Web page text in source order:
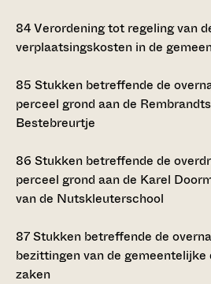
84Verordening tot regeling van
verplaatsingskosten in de
85 Stukken betreffende de
perceel grond aan de
Bestebreurtje
86 Stukken betreffende de
perceel grond aan de Karel
van de Nutskleuterschool
87Stukken betreffende de
bezittingen van de
zaken